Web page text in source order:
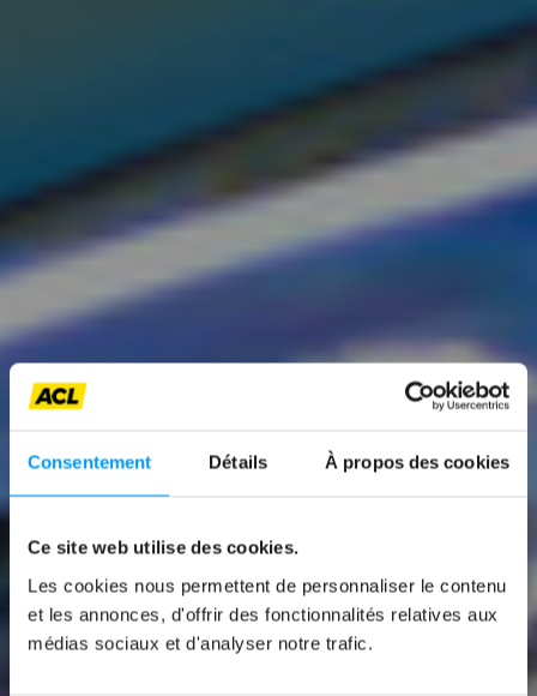
Consentement Détails À propos des cookies
Ce site web utilise des cookies.
Les cookies nous permettent de personnaliser le contenu
et les annonces, d'offrir des fonctionnalités relatives aux
médias sociaux et d'analyser notre trafic.
BMW Z4 M40I
Seul modèle du constructeur bavarois à avoir